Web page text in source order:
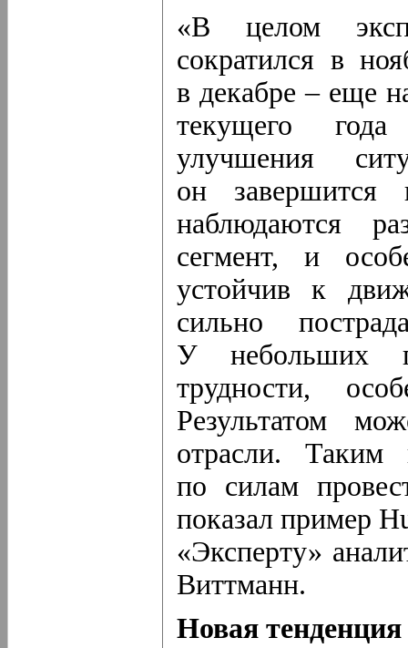
«В целом
сократился в
в декабре – еще
текущего
улучшения
он
наблюдаются
сегмент, и
устойчив к
сильно
У небольших
трудности,
Результатом
отрасли. Таким
по силам
показал пример
«Эксперту»
Виттманн.
Новая тенденция